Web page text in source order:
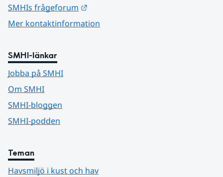
SMHIs frågeforum
Mer kontaktinformation
SMHI-länkar
Jobba på SMHI
Om SMHI
SMHI-bloggen
SMHI-podden
Teman
Havsmiljö i kust och hav